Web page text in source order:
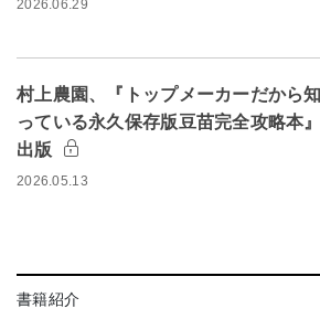
2026.06.29
村上農園、『トップメーカーだから知
っている永久保存版豆苗完全攻略本』
出版
2026.05.13
書籍紹介